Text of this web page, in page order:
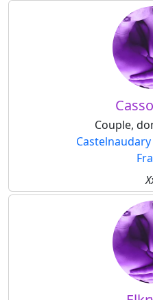
Couple,
Castelnaudary